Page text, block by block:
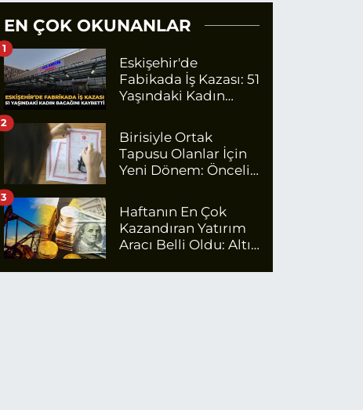
EN ÇOK OKUNANLAR
Eskişehir'de
Fabikada İş Kazası: 51
Yaşındaki Kadın
1
Birisiyle Ortak
Tapusu Olanlar İçin
Yeni Dönem: Öncelik
Olacak
2
Haftanın En Çok
Kazandıran Yatırım
Aracı Belli Oldu: Altın
3